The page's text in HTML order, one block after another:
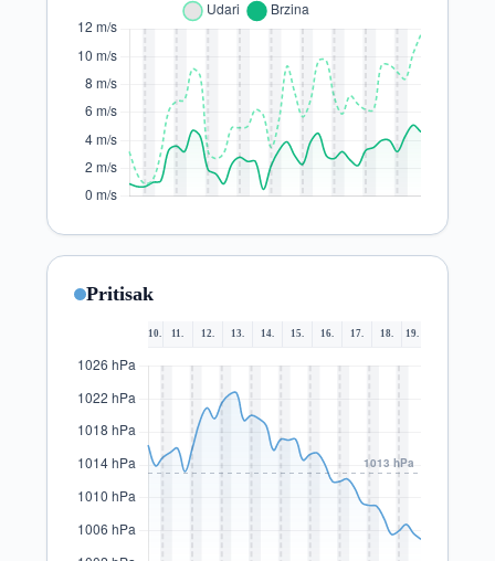
Pritisak
10. 11. 12. 13. 14. 15. 16. 17. 18. 19.